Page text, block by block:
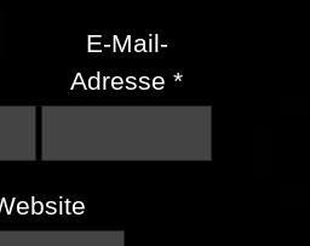
E-Mail-
Adresse*